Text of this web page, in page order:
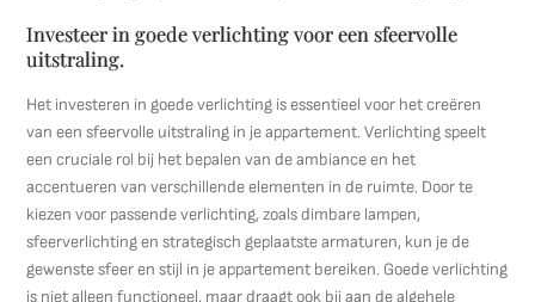
Investeer in goede verlichting voor een sfeervolle
uitstraling.
Het investeren in goede verlichting is essentieel voor het creëren
van een sfeervolle uitstraling in je appartement. Verlichting speelt
een cruciale rol bij het bepalen van de ambiance en het
accentueren van verschillende elementen in de ruimte. Door te
kiezen voor passende verlichting, zoals dimbare lampen,
sfeerverlichting en strategisch geplaatste armaturen, kun je de
gewenste sfeer en stijl in je appartement bereiken. Goede verlichting
is niet alleen functioneel, maar draagt ook bij aan de algehele